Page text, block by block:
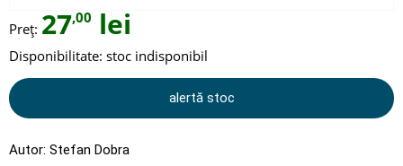
Preț: 27,00 lei
Disponibilitate: stoc indisponibil
alertă stoc
Autor: Stefan Dobra